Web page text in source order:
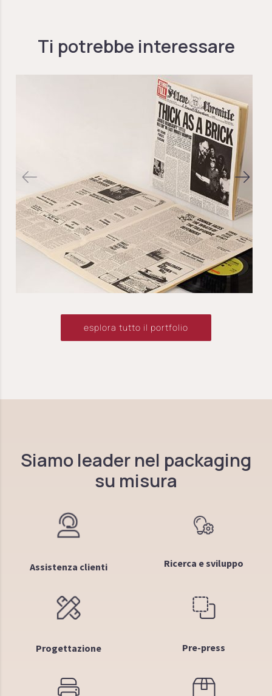
Ti potrebbe interessare
esplora tutto il portfolio
Siamo leader nel packaging
su misura
Assistenza clienti Ricerca e sviluppo
Progettazione Pre-press